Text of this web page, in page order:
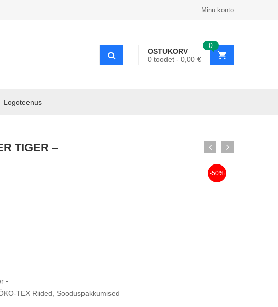
Minu konto
0
OSTUKORV
0 toodet 0,00 €
Logoteenus
TIGER –
-50%
-
TEX Riided, Sooduspakkumised